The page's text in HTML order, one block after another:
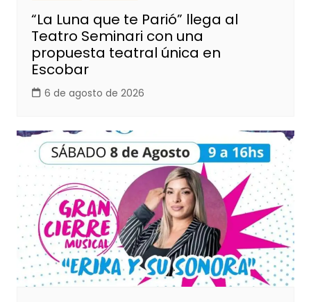
“La Luna que te Parió” llega al
Teatro Seminari con una
propuesta teatral única en
Escobar
6 de agosto de 2026